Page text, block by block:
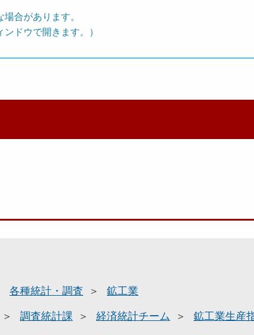
合があります。
ンドウで開きます。）
各種統計・調査 鉱工業
調査統計課 経済統計チーム 鉱工業生産